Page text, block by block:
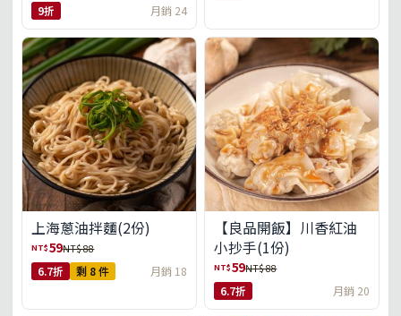
9折 月銷 24
上海蔥油拌麵(2份)
NT$59NT$ 88
6.7折 剩 8 件 月銷 18
【良品開飯】川香紅油
小抄手(1份)
NT$59NT$ 88
6.7折 月銷 20